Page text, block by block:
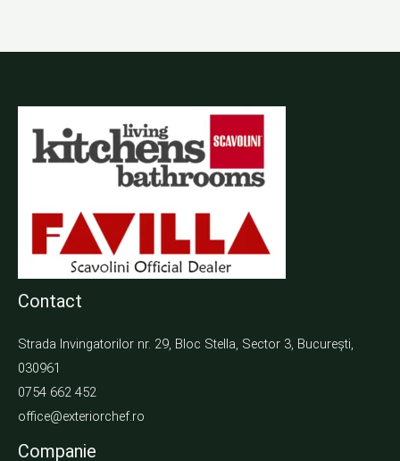
Contact
Strada Invingatorilor nr. 29, Bloc Stella, Sector 3, București,
030961
0754 662 452
office@exteriorchef.ro
Companie